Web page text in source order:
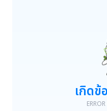
R.current.replaceChildren
เกิด